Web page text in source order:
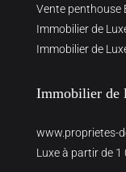
Vente penthouse
Immobilier de
Immobilier de
Immobilier de
www.proprietes-
Luxe à partir de 1